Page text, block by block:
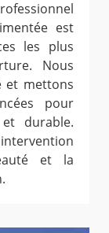
est
les plus
Nous
et mettons
pour
durable.
et la